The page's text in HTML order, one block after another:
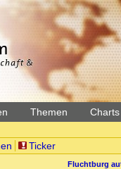
Themen
Ticker
Fluchtburg